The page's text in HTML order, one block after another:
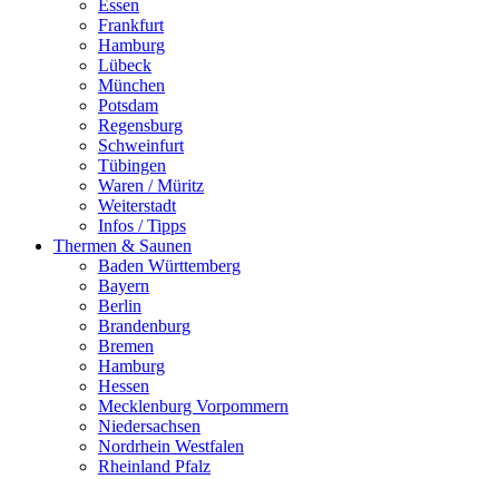
Essen
Frankfurt
Hamburg
Lübeck
München
Potsdam
Regensburg
Schweinfurt
Tübingen
Waren / Müritz
Weiterstadt
Infos / Tipps
Thermen & Saunen
Baden Württemberg
Bayern
Berlin
Brandenburg
Bremen
Hamburg
Hessen
Mecklenburg Vorpommern
Niedersachsen
Nordrhein Westfalen
Rheinland Pfalz